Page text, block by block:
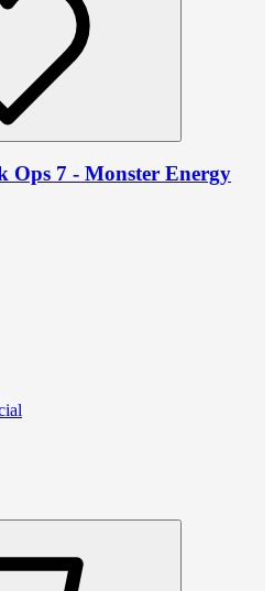
Ops 7 - Monster Energy